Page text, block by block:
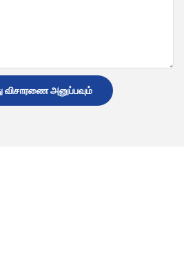
விசாரணை அனுப்பவும்